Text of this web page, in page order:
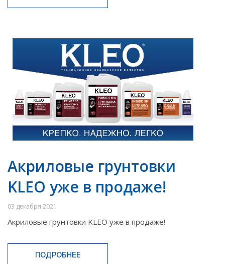
Акриловые грунтовки
KLEO уже в продаже!
03 декабря 2021
Акриловые грунтовки KLEO уже в продаже!
ПОДРОБНЕЕ